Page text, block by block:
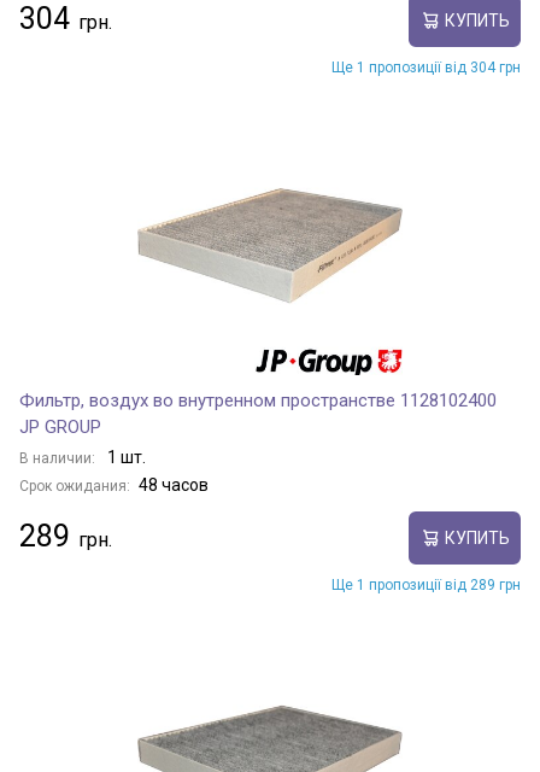
304 КУПИТЬ
Ще 1 пропозиції від 304 грн
Фильтр, воздух во внутренном пространстве 1128102400
JP GROUP
В наличии: 1 шт.
Срок ожидания: 48 часов
289 КУПИТЬ
Ще 1 пропозиції від 289 грн